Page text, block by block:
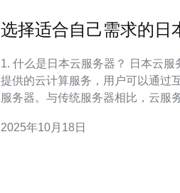
选择适合自己需求的日
1. 什么是日本云服务器？ 日本云服务器是指在日本地区
提供的云计算服务，用户可以通过
服务器。与传统服务器相比，云服
调整资源配置，而不需要购买和维护物理
2025年10月18日